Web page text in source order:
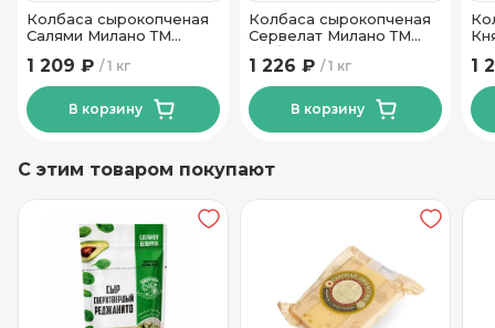
Колбаса сырокопченая
Салями Милано ТМ
1 кг
1 209 ₽
В корзину
Колбаса сырокопченая
Сервелат Милано ТМ
Фабрика качества
1 кг
1 226 ₽
В корзину
1
С этим товаром покупают